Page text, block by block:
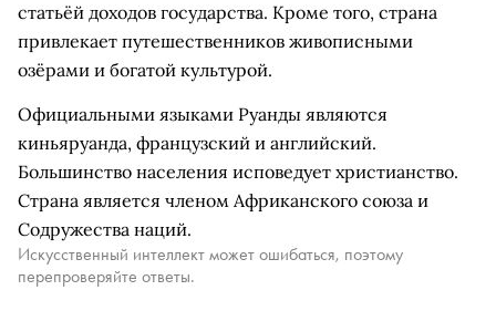
статьёй доходов государства. Кроме того, страна
привлекает путешественников живописными
озёрами и богатой культурой.
Официальными языками Руанды являются
киньяруанда, французский и английский.
Большинство населения исповедует христианство.
Страна является членом Африканского союза и
Содружества наций.
Искусственный интеллект может ошибаться, поэтому
перепроверяйте ответы.